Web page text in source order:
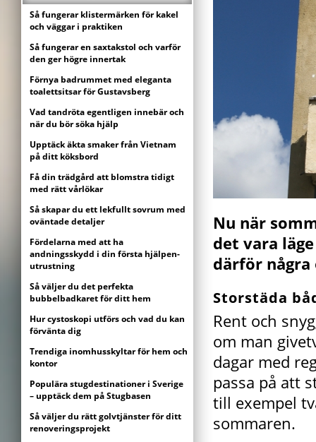
Nu när
det vara
därför
Storstäda
Rent och
om man
dagar med
passa på att
till exempel
sommaren.
Så fungerar klistermärken för kakel
och väggar i praktiken
Så fungerar en saxtakstol och varför
den ger högre innertak
Förnya badrummet med eleganta
toalettsitsar för Gustavsberg
Vad tandröta egentligen innebär och
när du bör söka hjälp
Upptäck äkta smaker från Vietnam
på ditt köksbord
Få din trädgård att blomstra tidigt
med rätt vårlökar
Så skapar du ett lekfullt sovrum med
oväntade detaljer
Fördelarna med att ha
andningsskydd i din första hjälpen-
utrustning
Så väljer du det perfekta
bubbelbadkaret för ditt hem
Hur cystoskopi utförs och vad du kan
förvänta dig
Trendiga inomhusskyltar för hem och
kontor
Populära stugdestinationer i Sverige
– upptäck dem på Stugbasen
Så väljer du rätt golvtjänster för ditt
renoveringsprojekt